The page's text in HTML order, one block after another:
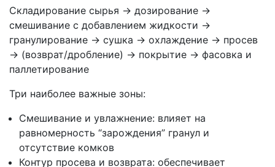
Складирование сырья → дозирование →
смешивание с добавлением жидкости →
гранулирование → сушка → охлаждение → просев
→ (возврат/дробление) → покрытие → фасовка и
паллетирование
Три наиболее важные зоны:
Смешивание и увлажнение: влияет на
равномерность “зарождения” гранул и
отсутствие комков
Контур просева и возврата: обеспечивает